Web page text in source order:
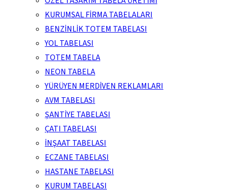
KURUMSAL FİRMA TABELALARI
BENZİNLİK TOTEM TABELASI
YOL TABELASI
TOTEM TABELA
NEON TABELA
YÜRÜYEN MERDİVEN REKLAMLARI
AVM TABELASI
ŞANTİYE TABELASI
ÇATI TABELASI
İNŞAAT TABELASI
ECZANE TABELASI
HASTANE TABELASI
KURUM TABELASI